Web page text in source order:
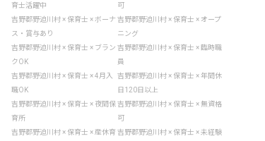
育士活躍中
可
吉野郡野迫川村 × 保育士 × ボーナ
ス・賞与あり
吉野郡野迫川村 × 保育士 × オープ
ニング
吉野郡野迫川村 × 保育士 × ブラン
クOK
吉野郡野迫川村 × 保育士 × 臨時職
員
吉野郡野迫川村 × 保育士 × 4月入
職OK
吉野郡野迫川村 × 保育士 × 年間休
日120日以上
吉野郡野迫川村 × 保育士 × 夜間保
育所
吉野郡野迫川村 × 保育士 × 無資格
可
吉野郡野迫川村 × 保育士 × 産休育 吉野郡野迫川村 × 保育士 × 未経験